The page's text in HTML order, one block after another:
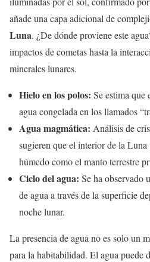
añade una capa adicional de
Luna. ¿De dónde proviene este
impactos de cometas hasta la
minerales lunares.
Hielo en los polos: Se estima que
agua congelada en los llamados
Agua magmática: Análisis de
sugieren que el interior de la
húmedo como el manto terrestre
Ciclo del agua: Se ha observado
de agua a través de la superficie
noche lunar.
La presencia de agua no es solo un
para la habitabilidad. El agua puede